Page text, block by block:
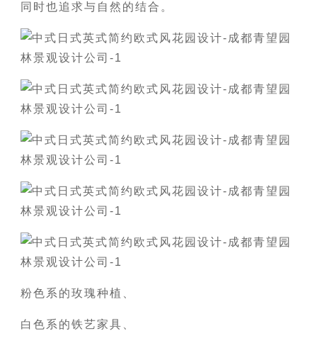
同时也追求与自然的结合。
粉色系的玫瑰种植、
白色系的铁艺家具、